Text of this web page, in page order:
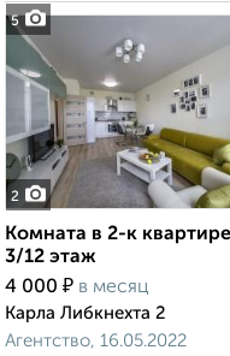
5
2
Комната в 2-к
3/12 этаж
4 000 ₽ в месяц
Карла Либкнехта 2
Агентство, 16.05.2022